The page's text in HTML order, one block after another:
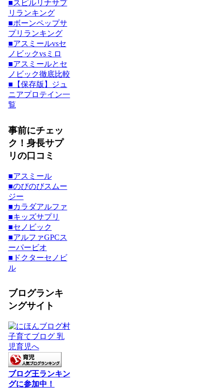
■スピルリナサプ
リランキング
■ボーンペップサ
プリランキング
■アスミールvsセ
ノビックvsミロ
■アスミールとセ
ノビック徹底比較
■【保存版】ジュ
ニアプロテイン一
覧
事前にチェッ
ク！身長サプ
リの口コミ
■アスミール
■のびのびスムー
ジー
■カラダアルファ
■キッズサプリ
■セノビック
■アルファGPCス
ーパービオ
■ドクターセノビ
ル
ブログランキ
ングサイト
ブログ王ランキン
グに参加中！